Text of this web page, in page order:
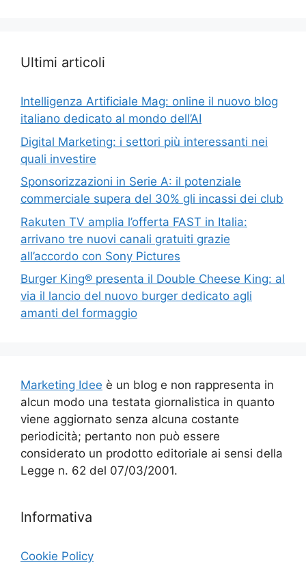
Ultimi articoli
Intelligenza Artificiale Mag: online il nuovo blog
italiano dedicato al mondo dell’AI
Digital Marketing: i settori più interessanti nei
quali investire
Sponsorizzazioni in Serie A: il potenziale
commerciale supera del 30% gli incassi dei club
Rakuten TV amplia l’offerta FAST in Italia:
arrivano tre nuovi canali gratuiti grazie
all’accordo con Sony Pictures
Burger King® presenta il Double Cheese King: al
via il lancio del nuovo burger dedicato agli
amanti del formaggio
Marketing Idee è un blog e non rappresenta in
alcun modo una testata giornalistica in quanto
viene aggiornato senza alcuna costante
periodicità; pertanto non può essere
considerato un prodotto editoriale ai sensi della
Legge n. 62 del 07/03/2001.
Informativa
Cookie Policy